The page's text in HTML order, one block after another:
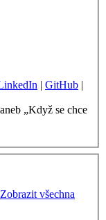
| GitHub |
„Když se chce
Zobrazit všechna